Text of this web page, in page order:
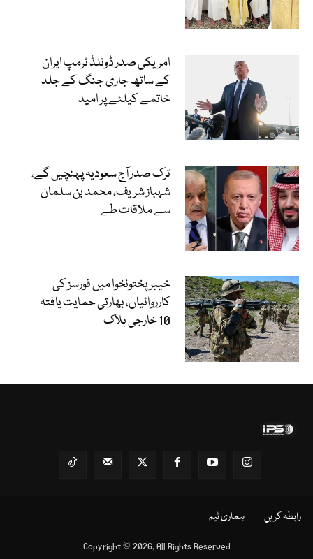
امریکی صدر ڈونلڈ ٹرمپ ایران
کے ساتھ جاری جنگ کے جلد
خاتمے کیلئے پر امید
ترک صدر آج سعودیہ پہنچیں گے،
شہباز شریف، محمد بن سلمان
سے ملاقات طے
خیبرپختونخوا میں فورسز کی
کارروائیاں، بھارتی حمایت یافتہ
10 خارجی ہلاک
Copyright © 2026, All Rights Reserved
رابطہ کریں ہماری ٹیم